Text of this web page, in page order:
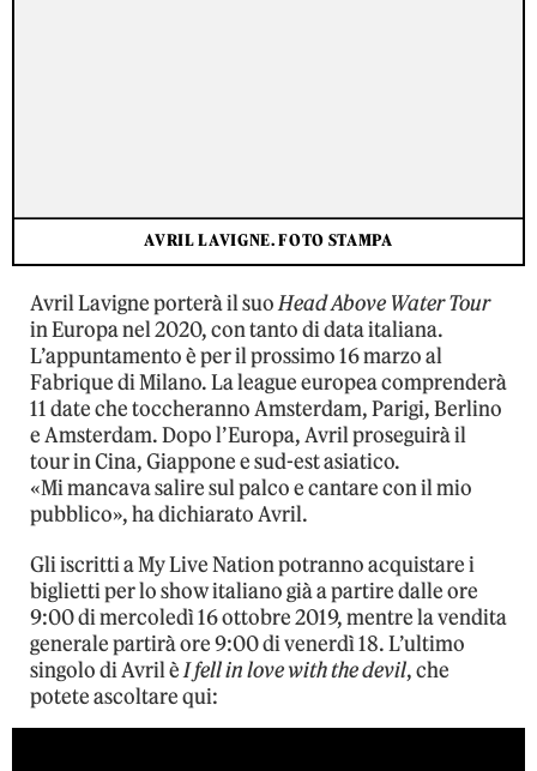
AVRIL LAVIGNE. FOTO STAMPA
Avril Lavigne porterà il suoHead Above Water Tour
in Europa nel 2020, con tanto di data italiana.
L’appuntamento è per il prossimo 16 marzo al
Fabrique di Milano. La league europea comprenderà
11 date che toccheranno Amsterdam, Parigi, Berlino
e Amsterdam. Dopo l’Europa, Avril proseguirà il
tour in Cina, Giappone e sud-est asiatico.
«Mi mancava salire sul palco e cantare con il mio
pubblico», ha dichiarato Avril.
Gli iscritti a My Live Nation potranno acquistare i
biglietti per lo show italiano già a partire dalle ore
9:00 di mercoledì 16 ottobre 2019, mentre la vendita
generale partirà ore 9:00 di venerdì 18. L’ultimo
singolo di Avril èI fell in love with the devil, che
potete ascoltare qui: